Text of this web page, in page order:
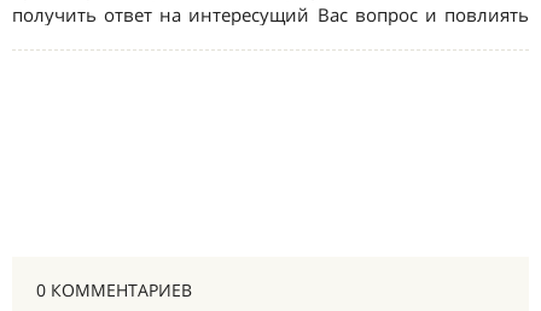
0 КОММЕНТАРИЕВ